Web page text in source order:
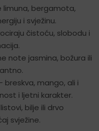
limuna, bergamota,
i svježinu.
čistoću, slobodu i
note jasmina, božura ili
breskva, mango, ali i
i ljetni karakter.
bilje ili drvo
svježine.